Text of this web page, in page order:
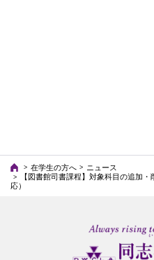
在学生の方へ
ニュース
【図書館司書課程】対象科目の追加
応）